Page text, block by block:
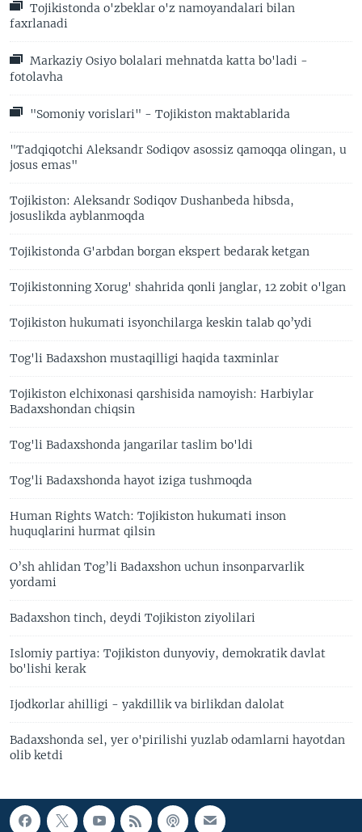
Tojikistonda o'zbeklar o'z namoyandalari bilan
faxrlanadi
Markaziy Osiyo bolalari mehnatda katta bo'ladi -
fotolavha
"Somoniy vorislari" - Tojikiston maktablarida
"Tadqiqotchi Aleksandr Sodiqov asossiz qamoqqa olingan, u
josus emas"
Tojikiston: Aleksandr Sodiqov Dushanbeda hibsda,
josuslikda ayblanmoqda
Tojikistonda G'arbdan borgan ekspert bedarak ketgan
Tojikistonning Xorug' shahrida qonli janglar, 12 zobit o'lgan
Tojikiston hukumati isyonchilarga keskin talab qo’ydi
Tog'li Badaxshon mustaqilligi haqida taxminlar
Tojikiston elchixonasi qarshisida namoyish: Harbiylar
Badaxshondan chiqsin
Tog'li Badaxshonda jangarilar taslim bo'ldi
Tog'li Badaxshonda hayot iziga tushmoqda
Human Rights Watch: Tojikiston hukumati inson
huquqlarini hurmat qilsin
O’sh ahlidan Tog’li Badaxshon uchun insonparvarlik
yordami
Badaxshon tinch, deydi Tojikiston ziyolilari
Islomiy partiya: Tojikiston dunyoviy, demokratik davlat
bo'lishi kerak
Ijodkorlar ahilligi - yakdillik va birlikdan dalolat
Badaxshonda sel, yer o'pirilishi yuzlab odamlarni hayotdan
olib ketdi